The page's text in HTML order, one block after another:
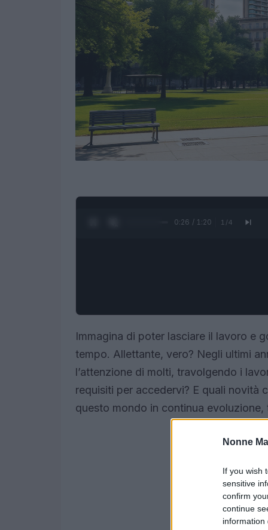
Nonne
If you wish
sensitive
confirm
continue
information
0:27 / 1:20 1 /4
Immagina di poter lasciare il lavoro e
tempo. Allettante, vero? Negli ultimi
l’attenzione di molti, travolgendo i
requisiti per accedervi? E quali novità
questo mondo in continua